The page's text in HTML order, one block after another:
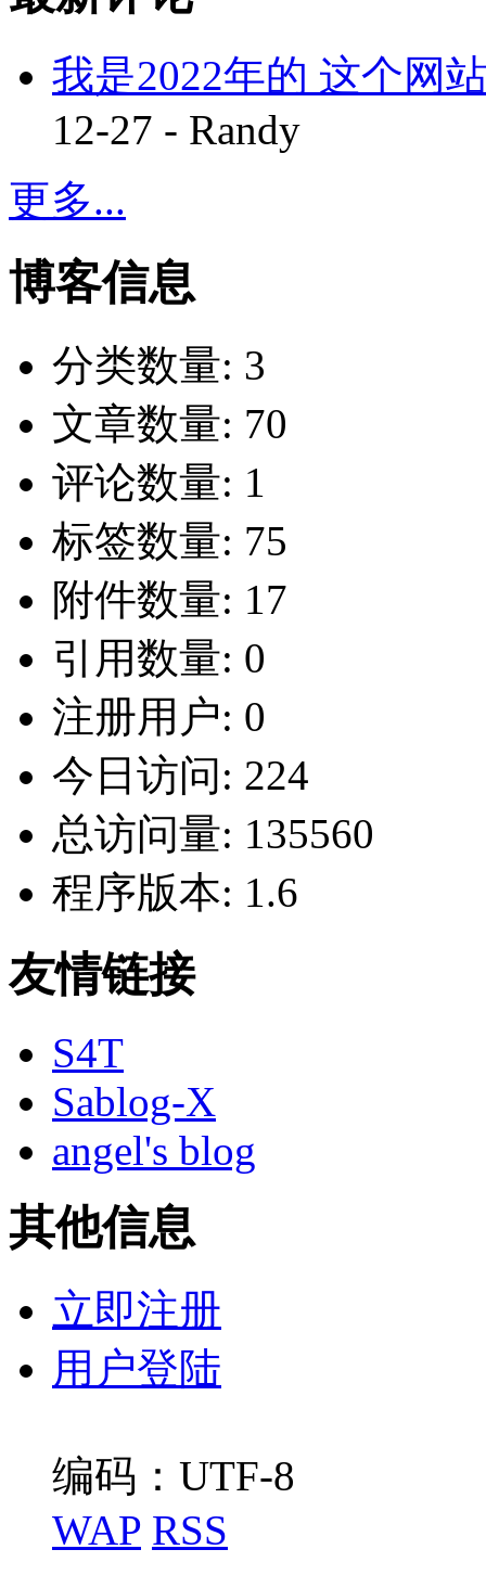
我是2022年的 这个网
12-27 - Randy
更多...
博客信息
分类数量: 3
文章数量: 70
评论数量: 1
标签数量: 75
附件数量: 17
引用数量: 0
注册用户: 0
今日访问: 224
总访问量: 135560
程序版本: 1.6
友情链接
S4T
Sablog-X
angel's blog
其他信息
立即注册
用户登陆
编码：UTF-8
WAP RSS